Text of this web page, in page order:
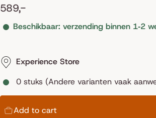
589,-
Beschikbaar: verzending binnen 1‑2
Experience Store
0 stuks (Andere varianten vaak
Add to cart